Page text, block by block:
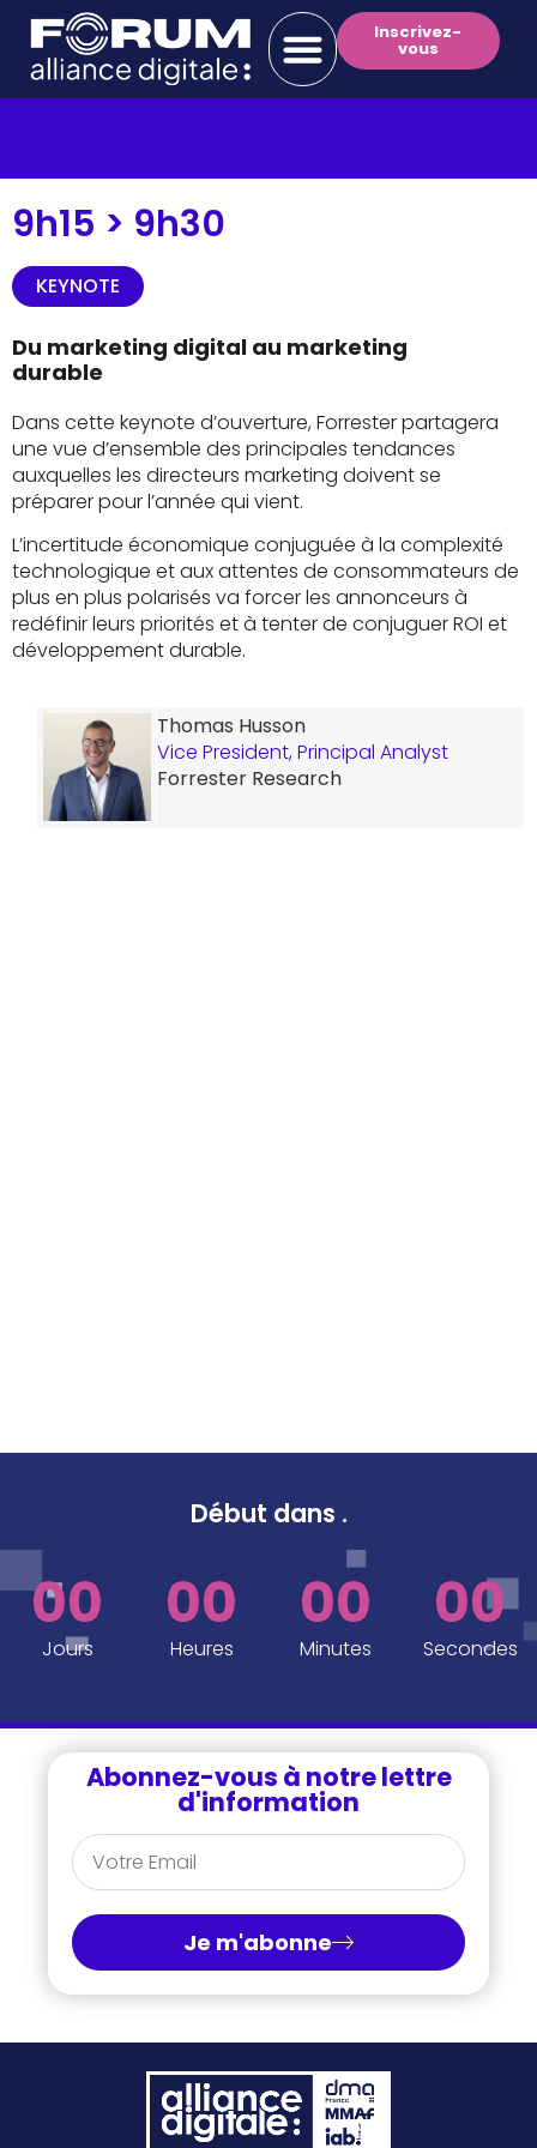
Inscrivez-
vous
9h15 > 9h30
KEYNOTE
Du marketing digital au marketing
durable
Dans cette keynote d’ouverture, Forrester partagera
une vue d’ensemble des principales tendances
auxquelles les directeurs marketing doivent se
préparer pour l’année qui vient.
L’incertitude économique conjuguée à la complexité
technologique et aux attentes de consommateurs de
plus en plus polarisés va forcer les annonceurs à
redéfinir leurs priorités et à tenter de conjuguer ROI et
développement durable.
Thomas Husson
Vice President, Principal Analyst
Forrester Research
Début dans .
00
Jours
00
Heures
00
Minutes
00
Secondes
Abonnez-vous à notre lettre
d'information
Je m'abonne